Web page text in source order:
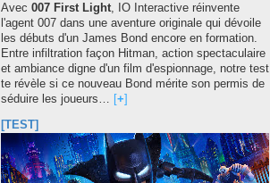
Avec 007 First Light , IO Interactive réinvente
l'agent 007 dans une aventure originale qui dévoile
les débuts d'un James Bond encore en formation.
Entre infiltration façon Hitman, action spectaculaire
et ambiance digne d'un film d'espionnage, notre test
te révèle si ce nouveau Bond mérite son permis de
séduire les joueurs…
[+]
[TEST]